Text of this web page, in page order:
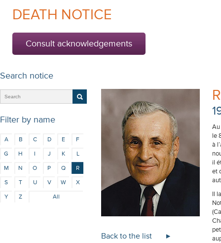
DEATH NOTICE
Consult acknowledgements
Search notice
Filter by name
A B C D E
F
G
H I J K
L
M
N O P Q
R
S
T U V W
X
Y
Z All
Back to the list
Au
le
à
il
et
Il